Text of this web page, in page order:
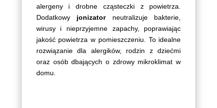
alergeny i drobne cząsteczki z powietrza.
Dodatkowy jonizatorneutralizuje bakterie,
wirusy i nieprzyjemne zapachy, poprawiając
jakość powietrza w pomieszczeniu. To idealne
rozwiązanie dla alergików, rodzin z dziećmi
oraz osób dbających o zdrowy mikroklimat w
domu.